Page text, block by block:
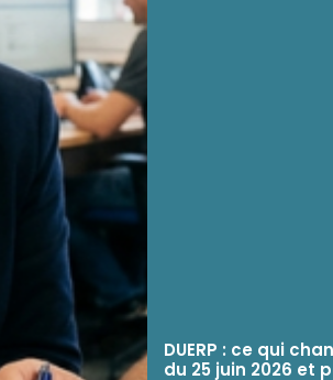
DUERP : ce qui
du 25 juin 2026 et